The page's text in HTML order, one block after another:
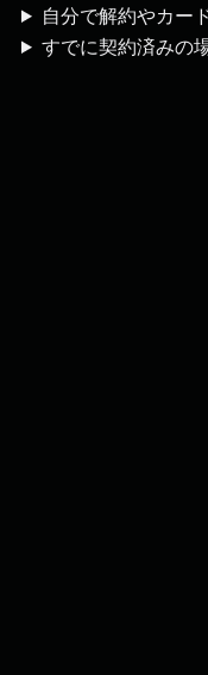
自分で解約やカー
すでに契約済みの